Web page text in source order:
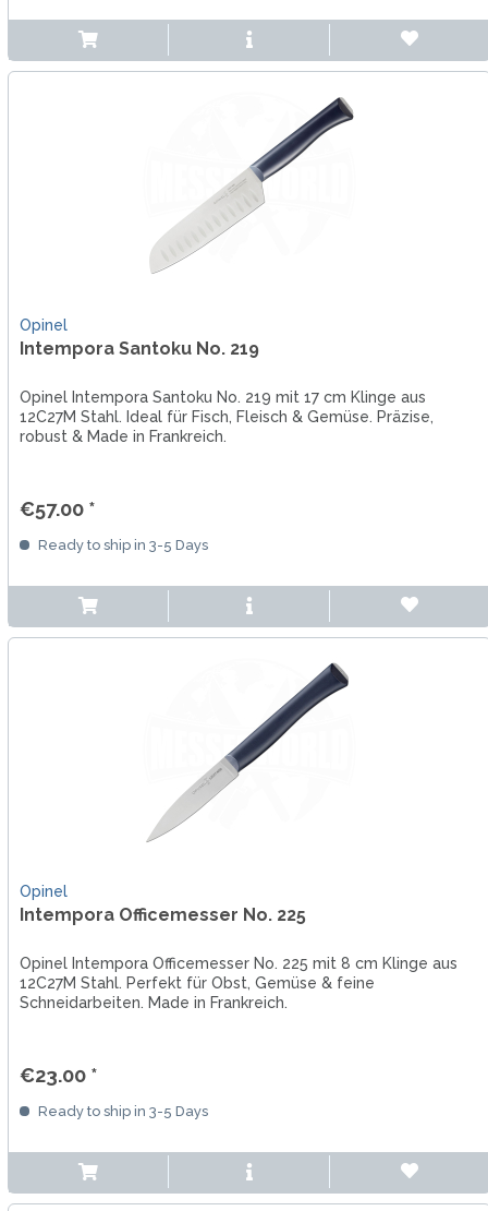
Opinel
Intempora Santoku No. 219
Opinel Intempora Santoku No. 219 mit 17 cm Klinge aus
12C27M Stahl. Ideal für Fisch, Fleisch & Gemüse. Präzise,
robust & Made in Frankreich.
€57.00 *
Ready to ship in 3-5 Days
Opinel
Intempora Officemesser No. 225
Opinel Intempora Officemesser No. 225 mit 8 cm Klinge aus
12C27M Stahl. Perfekt für Obst, Gemüse & feine
Schneidarbeiten. Made in Frankreich.
€23.00 *
Ready to ship in 3-5 Days